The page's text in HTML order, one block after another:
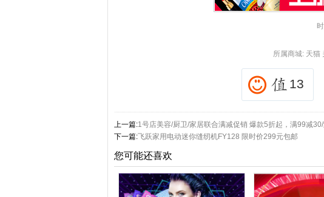
所属商城: 天猫
13
上一篇:1号店美容/厨卫/家居联合满减促销 爆款5折起，满99减
下一篇:飞跃家用电动迷你缝纫机FY128 限时价299元包邮
您可能还喜欢